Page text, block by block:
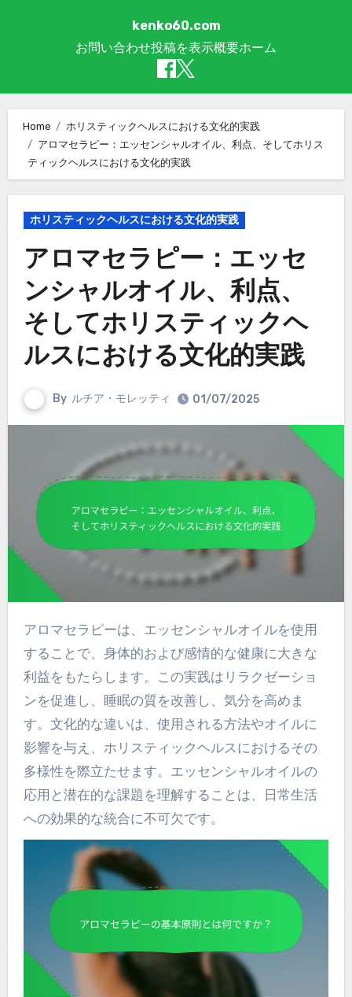
kenko60.com
お問い合わせ投稿を表示概要ホーム
Home
ホリスティックヘルスにおける文化的実践
アロマセラピー：エッセンシャルオイル、利点、そしてホリス
ティックヘルスにおける文化的実践
ホリスティックヘルスにおける文化的実践
アロマセラピー：エッセ
ンシャルオイル、利点、
そしてホリスティックヘ
ルスにおける文化的実践
By ルチア・モレッティ 01/07/2025
アロマセラピーは、エッセンシャルオイルを使用
することで、身体的および感情的な健康に大きな
利益をもたらします。この実践はリラクゼーショ
ンを促進し、睡眠の質を改善し、気分を高めま
す。文化的な違いは、使用される方法やオイルに
影響を与え、ホリスティックヘルスにおけるその
多様性を際立たせます。エッセンシャルオイルの
応用と潜在的な課題を理解することは、日常生活
への効果的な統合に不可欠です。